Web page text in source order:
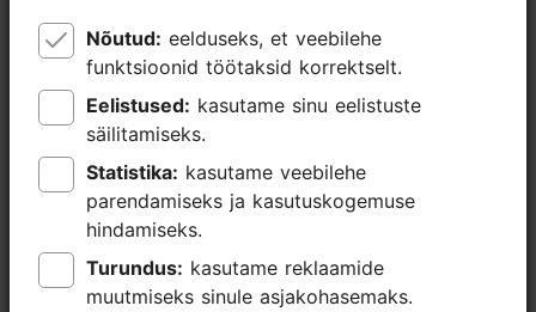
WiFi
Sobilik lemmikloomadele
Nõutud:
funktsioonid töötaksid korrektselt.
Eelistused:
säilitamiseks.
Statistika:
parendamiseks ja kasutuskogemuse
hindamiseks.
Turundus:
muutmiseks sinule asjakohasemaks.
Nõutud:
funktsioonid töötaksid korrektselt.
Eelistused:
säilitamiseks.
Statistika:
parendamiseks ja kasutuskogemuse
hindamiseks.
Turundus:
muutmiseks sinule asjakohasemaks.